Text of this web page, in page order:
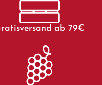
ab 79€